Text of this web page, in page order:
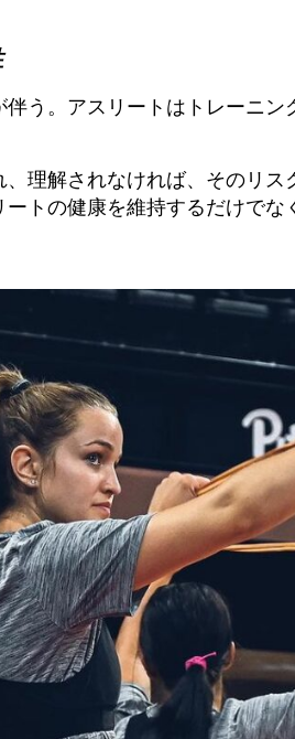
う。アスリートはトレーニ
理解されなければ、そのリス
トの健康を維持するだけで